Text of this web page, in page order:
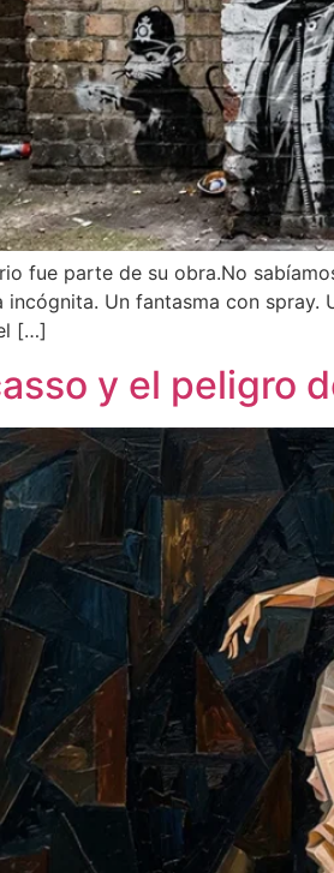
fue parte de su obra.No
incógnita. Un fantasma con
[…]
y el peligro